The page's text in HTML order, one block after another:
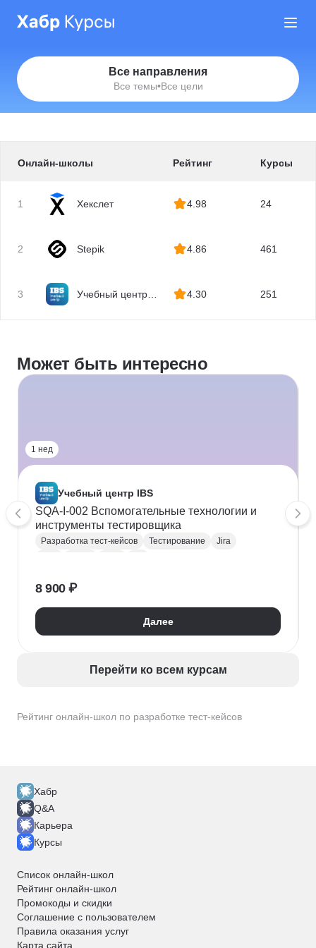
Все направления
Все темы•Все цели
Рейтинг онлайн-школ по разработке тест-кейсов
Онлайн-школы Рейтинг Курсы
1 Хекслет 4.98 24
2 Stepik 4.86 461
3
Учебный центр
4.30 251
Может быть интересно
1 нед
Учебный центр IBS
SQA-I-002 Вспомогательные технологии и
инструменты тестировщика
Разработка тест-кейсов Тестирование
Jira
8 900 ₽
Далее
Перейти ко всем курсам
Хабр
Q&A
Карьера
Курсы
Список онлайн-школ
Рейтинг онлайн-школ
Промокоды и скидки
Соглашение с пользователем
Правила оказания услуг
Карта сайта